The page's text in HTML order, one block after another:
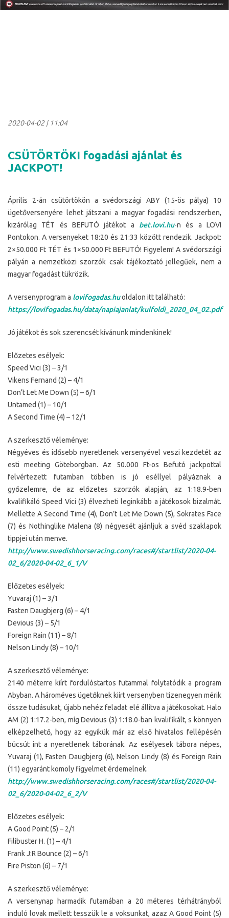
2020-04-02| 11:04
CSÜTÖRTÖKI fogadási ajánlat és
JACKPOT!
Április 2-án csütörtökön a svédországi ABY (15-ös pálya) 10
ügetőversenyére lehet játszani a magyar fogadási rendszerben,
kizárólag TÉT és BEFUTÓ játékot a bet.lovi.hu-n és a LOVI
Pontokon. A versenyeket 18:20 és 21:33 között rendezik. Jackpot:
2×50.000 Ft TÉT és 1×50.000 Ft BEFUTÓ! Figyelem! A svédországi
pályán a nemzetközi szorzók csak tájékoztató jellegűek, nem a
magyar fogadást tükrözik.
A versenyprogram a lovifogadas.huoldalon itt található:
https://lovifogadas.hu/data/napiajanlat/kulfoldi_2020_04_02.pdf
Jó játékot és sok szerencsét kívánunk mindenkinek!
Előzetes esélyek:
Speed Vici (3) – 3/1
Vikens Fernand (2) – 4/1
Don’t Let Me Down (5) – 6/1
Untamed (1) – 10/1
A Second Time (4) – 12/1
A szerkesztő véleménye:
Négyéves és idősebb nyeretlenek versenyével veszi kezdetét az
esti meeting Göteborgban. Az 50.000 Ft-os Befutó jackpottal
felvértezett futamban többen is jó eséllyel pályáznak a
győzelemre, de az előzetes szorzók alapján, az 1:18.9-ben
kvalifikáló Speed Vici (3) élvezheti leginkább a játékosok bizalmát.
Mellette A Second Time (4), Don’t Let Me Down (5), Sokrates Face
(7) és Nothinglike Malena (8) négyesét ajánljuk a svéd szaklapok
tippjei után menve.
http://www.swedishhorseracing.com/races#/startlist/2020-04-
02_6/2020-04-02_6_1/V
Előzetes esélyek:
Yuvaraj (1) – 3/1
Fasten Daugbjerg (6) – 4/1
Devious (3) – 5/1
Foreign Rain (11) – 8/1
Nelson Lindy (8) – 10/1
A szerkesztő véleménye:
2140 méterre kiírt fordulóstartos futammal folytatódik a program
Abyban. A hároméves ügetőknek kiírt versenyben tizenegyen mérik
össze tudásukat, újabb nehéz feladat elé állítva a játékosokat. Halo
AM (2) 1:17.2-ben, míg Devious (3) 1:18.0-ban kvalifikált, s könnyen
elképzelhető, hogy az egyikük már az első hivatalos fellépésén
búcsút int a nyeretlenek táborának. Az esélyesek tábora népes,
Yuvaraj (1), Fasten Daugbjerg (6), Nelson Lindy (8) és Foreign Rain
(11) egyaránt komoly figyelmet érdemelnek.
http://www.swedishhorseracing.com/races#/startlist/2020-04-
02_6/2020-04-02_6_2/V
Előzetes esélyek:
A Good Point (5) – 2/1
Filibuster H. (1) – 4/1
Frank J:R Bounce (2) – 6/1
Fire Piston (6) – 7/1
A szerkesztő véleménye:
A versenynap harmadik futamában a 20 méteres térhátrányból
induló lovak mellett tesszük le a voksunkat, azaz A Good Point (5)